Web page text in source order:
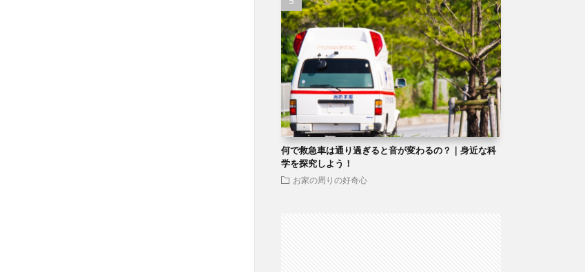
何で救急車は通り過ぎると音が変わるの？｜身近な科
学を探究しよう！
お家の周りの好奇心